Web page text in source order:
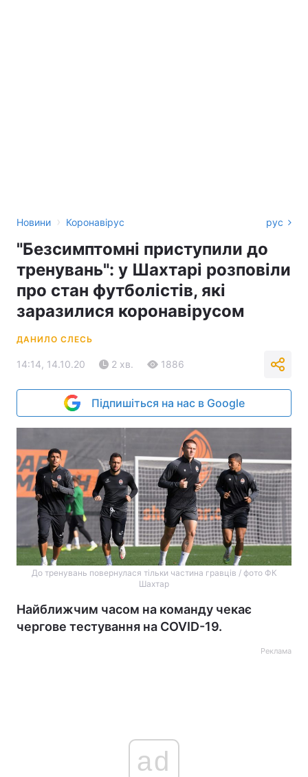
Новини › Коронавірус рус
"Безсимптомні приступили до
тренувань": у Шахтарі розповіли
про стан футболістів, які
заразилися коронавірусом
ДАНИЛО СЛЕСЬ
14:14, 14.10.20 2 хв. 1886
Підпишіться на нас в Google
До тренувань повернулася тільки частина гравців / фото ФК
Шахтар
Найближчим часом на команду чекає
чергове тестування на COVID-19.
Реклама
ad